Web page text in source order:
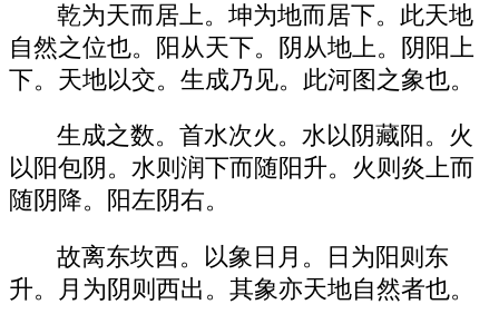
乾为天而居上。坤为地而居下。此天地
自然之位也。阳从天下。阴从地上。阴阳上
下。天地以交。生成乃见。此河图之象也。
生成之数。首水次火。水以阴藏阳。火
以阳包阴。水则润下而随阳升。火则炎上而
随阴降。阳左阴右。
故离东坎西。以象日月。日为阳则东
升。月为阴则西出。其象亦天地自然者也。